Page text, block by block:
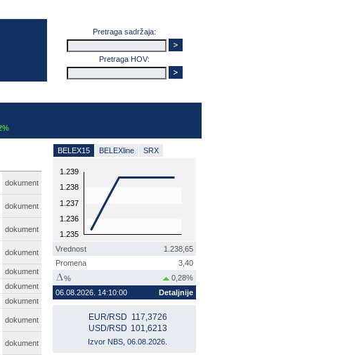
Pretraga sadržaja:
Pretraga HOV:
dokument
dokument
dokument
dokument
dokument
dokument
dokument
dokument
dokument
BELEX15 BELEXline SRX
1.235
1.236
1.237
1.238
1.239
Vrednost
1.238,65
Promena
3,40
%
0,28%
06.08.2026. 14:10:00
Detaljnije
EUR/RSD 117,3726
USD/RSD 101,6213
Izvor NBS, 06.08.2026.